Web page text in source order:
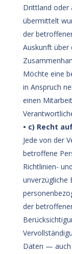
Drittland oder
übermittelt
der
Auskunft über
Möchte eine
in Anspruch
einen
• c) Recht
Jede von der
betroffene
Richtlinien-
unverzügliche
der
Daten — auch